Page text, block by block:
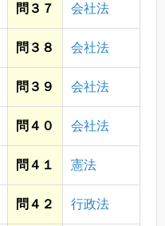
問３７ 会社法
問３８ 会社法
問３９ 会社法
問４０ 会社法
問４１ 憲法
問４２ 行政法